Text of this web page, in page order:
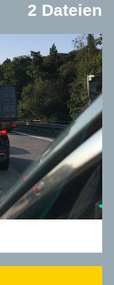
2 Dateien